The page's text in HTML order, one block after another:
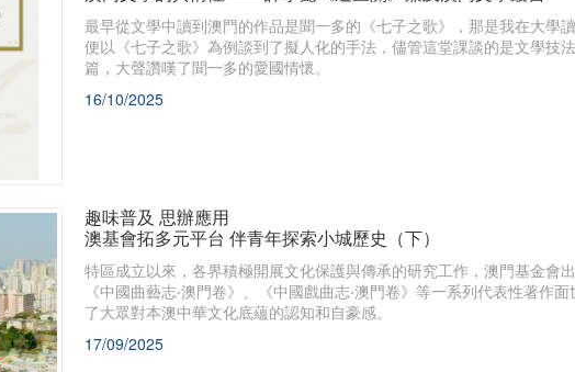
最早從文學中讀到澳門的作品是聞一多的《七子之歌》，那是我在大學
便以《七子之歌》為例談到了擬人化的手法，儘管這堂課談的是文學技
篇，大聲讚嘆了聞一多的愛國情懷。
16/10/2025
趣味普及 思辦應用
澳基會拓多元平台 伴青年探索小城歷史（下）
特區成立以來，各界積極開展文化保護與傳承的研究工作，澳門基金會
《中國曲藝志‧澳門卷》、《中國戲曲志‧澳門卷》等一系列代表性著作
了大眾對本澳中華文化底蘊的認知和自豪感。
17/09/2025